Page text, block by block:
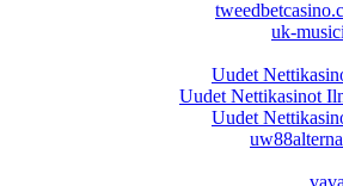
uk-
Uudet
Uudet Nettikasinot
Uudet